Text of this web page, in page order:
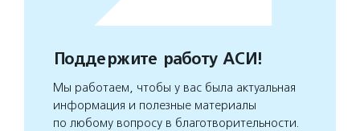
Поддержите работу АСИ!
Мы работаем, чтобы у вас была актуальная
информация и полезные материалы
по любому вопросу в благотворительности.